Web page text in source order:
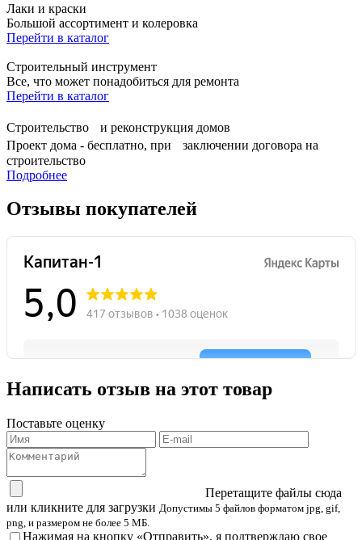
Лаки и краски
Большой ассортимент и колеровка
Перейти в каталог
Строительный инструмент
Все, что может понадобиться для ремонта
Перейти в каталог
Строительство и реконструкция домов
Проект дома - бесплатно, при заключении договора на
строительство
Подробнее
Отзывы покупателей
Написать отзыв на этот товар
Поставьте оценку
Перетащите файлы сюда
или кликните для загрузки Допустимы 5 файлов форматом jpg, gif,
png, и размером не более 5 МБ.
Нажимая на кнопку «Отправить», я подтверждаю свое